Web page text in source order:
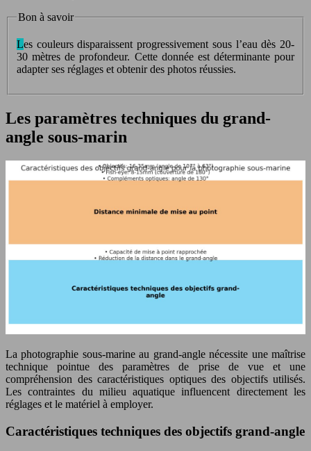
Bon à savoir
Les couleurs disparaissent progressivement sous l’eau dès 20-
30 mètres de profondeur. Cette donnée est déterminante pour
adapter ses réglages et obtenir des photos réussies.
Les paramètres techniques du grand-
angle sous-marin
La photographie sous-marine au grand-angle nécessite une maîtrise
technique pointue des paramètres de prise de vue et une
compréhension des caractéristiques optiques des objectifs utilisés.
Les contraintes du milieu aquatique influencent directement les
réglages et le matériel à employer.
Caractéristiques techniques des objectifs grand-angle